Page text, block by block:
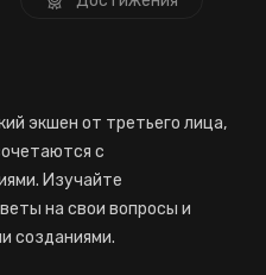
экшен от третьего лица,
с
Изучайте
на свои вопросы и
созданиями.